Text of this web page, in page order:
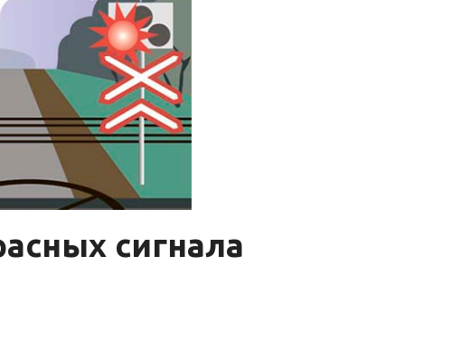
сигнала